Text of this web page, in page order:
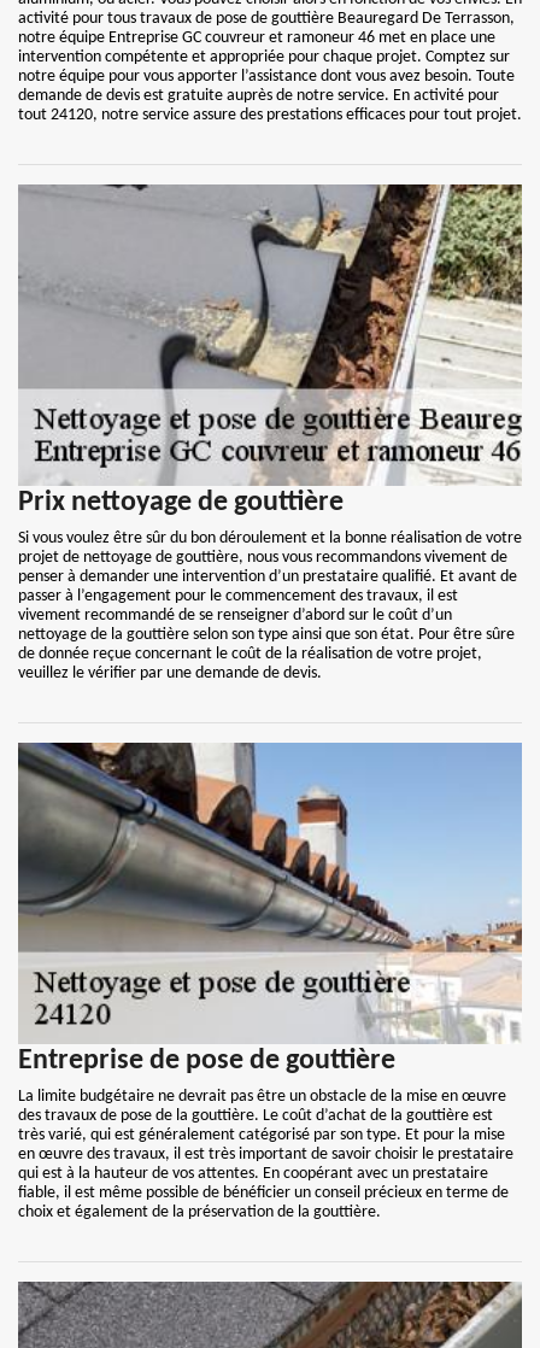
activité pour tous travaux de pose de gouttière Beauregard De Terrasson,
notre équipe Entreprise GC couvreur et ramoneur 46 met en place une
intervention compétente et appropriée pour chaque projet. Comptez sur
notre équipe pour vous apporter l’assistance dont vous avez besoin. Toute
demande de devis est gratuite auprès de notre service. En activité pour
tout 24120, notre service assure des prestations efficaces pour tout projet.
Prix nettoyage de gouttière
Si vous voulez être sûr du bon déroulement et la bonne réalisation de votre
projet de nettoyage de gouttière, nous vous recommandons vivement de
penser à demander une intervention d’un prestataire qualifié. Et avant de
passer à l’engagement pour le commencement des travaux, il est
vivement recommandé de se renseigner d’abord sur le coût d’un
nettoyage de la gouttière selon son type ainsi que son état. Pour être sûre
de donnée reçue concernant le coût de la réalisation de votre projet,
veuillez le vérifier par une demande de devis.
Entreprise de pose de gouttière
La limite budgétaire ne devrait pas être un obstacle de la mise en œuvre
des travaux de pose de la gouttière. Le coût d’achat de la gouttière est
très varié, qui est généralement catégorisé par son type. Et pour la mise
en œuvre des travaux, il est très important de savoir choisir le prestataire
qui est à la hauteur de vos attentes. En coopérant avec un prestataire
fiable, il est même possible de bénéficier un conseil précieux en terme de
choix et également de la préservation de la gouttière.